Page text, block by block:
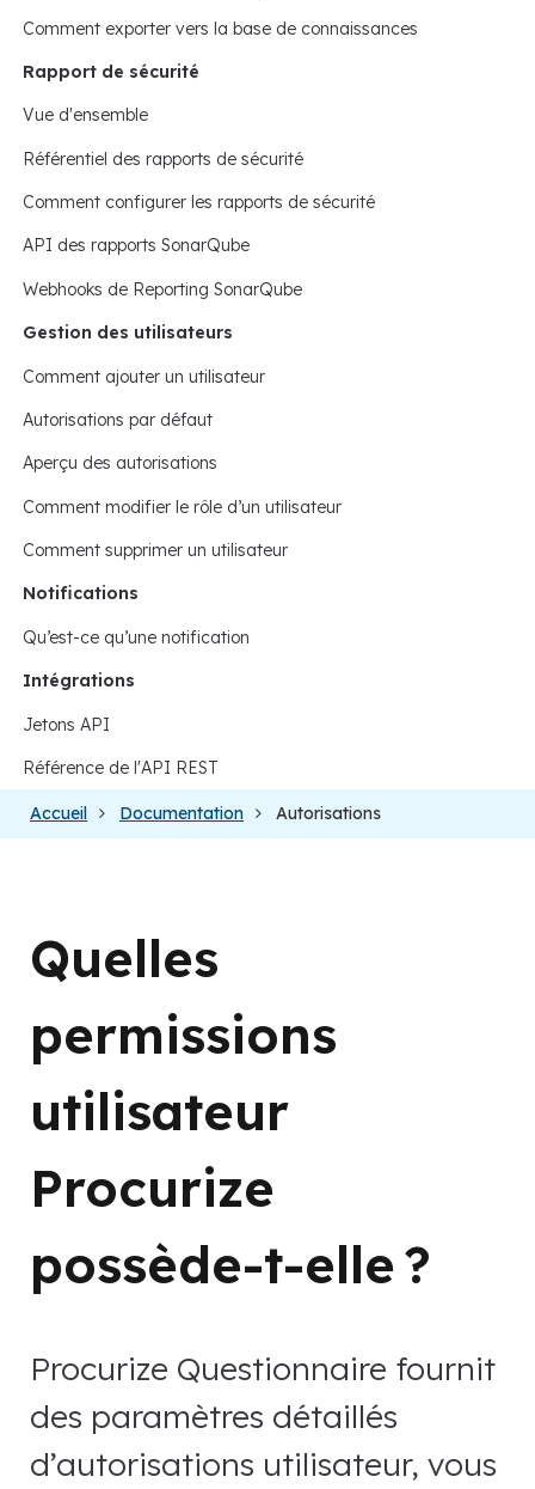
Comment exporter vers la base de connaissances
Rapport de sécurité
Vue d'ensemble
Référentiel des rapports de sécurité
Comment configurer les rapports de sécurité
API des rapports SonarQube
Webhooks de Reporting SonarQube
Gestion des utilisateurs
Comment ajouter un utilisateur
Autorisations par défaut
Aperçu des autorisations
Comment modifier le rôle d’un utilisateur
Comment supprimer un utilisateur
Notifications
Qu’est-ce qu’une notification
Intégrations
Jetons API
Référence de l'API REST
Accueil Documentation Autorisations
Quelles
permissions
utilisateur
Procurize
possède-t-elle ?
Procurize Questionnaire fournit
des paramètres détaillés
d’autorisations utilisateur, vous